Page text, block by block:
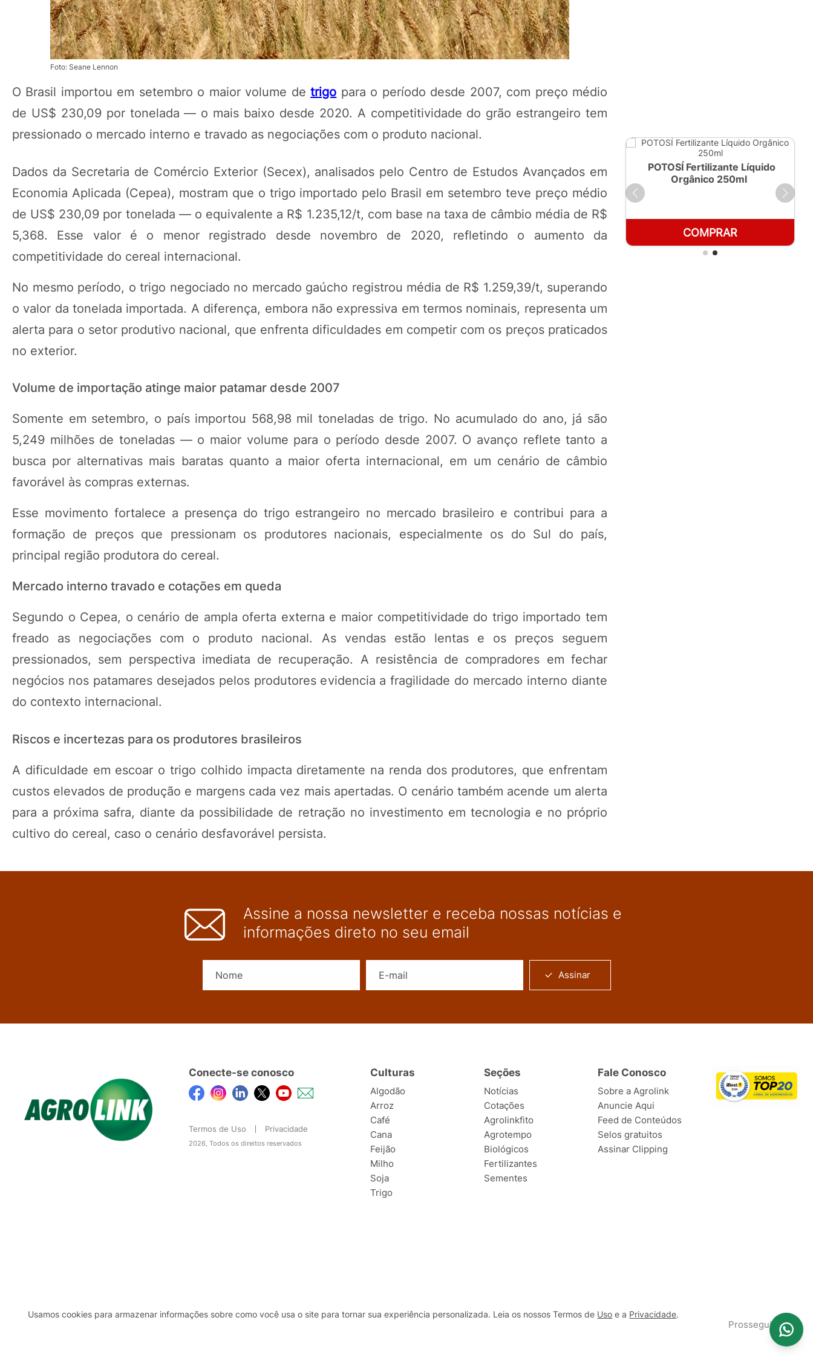
Foto: Seane Lennon
O Brasil importou em setembro o maior volume detrigo para o período desde 2007, com preço médio
de US$ 230,09 por tonelada — o mais baixo desde 2020. A competitividade do grão estrangeiro tem
pressionado o mercado interno e travado as negociações com o produto nacional.
Dados da Secretaria de Comércio Exterior (Secex), analisados pelo Centro de Estudos Avançados em
Economia Aplicada (Cepea), mostram que o trigo importado pelo Brasil em setembro teve preço médio
de US$ 230,09 por tonelada — o equivalente a R$ 1.235,12/t, com base na taxa de câmbio média de R$
5,368. Esse valor é o menor registrado desde novembro de 2020, refletindo o aumento da
competitividade do cereal internacional.
No mesmo período, o trigo negociado no mercado gaúcho registrou média de R$ 1.259,39/t, superando
o valor da tonelada importada. A diferença, embora não expressiva em termos nominais, representa um
alerta para o setor produtivo nacional, que enfrenta dificuldades em competir com os preços praticados
no exterior.
Volume de importação atinge maior patamar desde 2007
Somente em setembro, o país importou 568,98 mil toneladas de trigo. No acumulado do ano, já são
5,249 milhões de toneladas — o maior volume para o período desde 2007. O avanço reflete tanto a
busca por alternativas mais baratas quanto a maior oferta internacional, em um cenário de câmbio
favorável às compras externas.
Esse movimento fortalece a presença do trigo estrangeiro no mercado brasileiro e contribui para a
formação de preços que pressionam os produtores nacionais, especialmente os do Sul do país,
principal região produtora do cereal.
Mercado interno travado e cotações em queda
Segundo o Cepea, o cenário de ampla oferta externa e maior competitividade do trigo importado tem
freado as negociações com o produto nacional. As vendas estão lentas e os preços seguem
pressionados, sem perspectiva imediata de recuperação. A resistência de compradores em fechar
negócios nos patamares desejados pelos produtores evidencia a fragilidade do mercado interno diante
do contexto internacional.
Riscos e incertezas para os produtores brasileiros
A dificuldade em escoar o trigo colhido impacta diretamente na renda dos produtores, que enfrentam
custos elevados de produção e margens cada vez mais apertadas. O cenário também acende um alerta
para a próxima safra, diante da possibilidade de retração no investimento em tecnologia e no próprio
cultivo do cereal, caso o cenário desfavorável persista.
POTOSÍ Fertilizante Líquido
Orgânico 1 LT
COMPRAR
POTOSÍ Fertilizante Líquido
Orgânico 250ml
COMPRAR
Assine a nossa newsletter e receba nossas notícias e
informações direto no seu email
Assinar
Conecte-se conosco
Termos de Uso Privacidade
2026, Todos os direitos reservados
Culturas
Algodão
Arroz
Café
Cana
Feijão
Milho
Soja
Trigo
Seções
Notícias
Cotações
Agrolinkfito
Agrotempo
Biológicos
Fertilizantes
Sementes
Fale Conosco
Sobre a Agrolink
Anuncie Aqui
Feed de Conteúdos
Selos gratuitos
Assinar Clipping
Usamos cookies para armazenar informações sobre como você usa o site para tornar sua experiência personalizada. Leia os nossos Termos de Uso e a Privacidade.
Prosseguir